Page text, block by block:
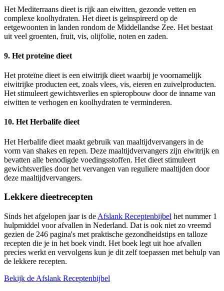
Het Mediterraans dieet is rijk aan eiwitten, gezonde vetten en
complexe koolhydraten. Het dieet is geïnspireerd op de
eetgewoonten in landen rondom de Middellandse Zee. Het bestaat
uit veel groenten, fruit, vis, olijfolie, noten en zaden.
9. Het proteïne dieet
Het proteïne dieet is een eiwitrijk dieet waarbij je voornamelijk
eiwitrijke producten eet, zoals vlees, vis, eieren en zuivelproducten.
Het stimuleert gewichtsverlies en spieropbouw door de inname van
eiwitten te verhogen en koolhydraten te verminderen.
10. Het Herbalife dieet
Het Herbalife dieet maakt gebruik van maaltijdvervangers in de
vorm van shakes en repen. Deze maaltijdvervangers zijn eiwitrijk en
bevatten alle benodigde voedingsstoffen. Het dieet stimuleert
gewichtsverlies door het vervangen van reguliere maaltijden door
deze maaltijdvervangers.
Lekkere dieetrecepten
Sinds het afgelopen jaar is de Afslank Receptenbijbel het nummer 1
hulpmiddel voor afvallen in Nederland. Dat is ook niet zo vreemd
gezien de 246 pagina's met praktische gezondheidstips en talloze
recepten die je in het boek vindt. Het boek legt uit hoe afvallen
precies werkt en vervolgens kun je dit zelf toepassen met behulp van
de lekkere recepten.
Bekijk de Afslank Receptenbijbel